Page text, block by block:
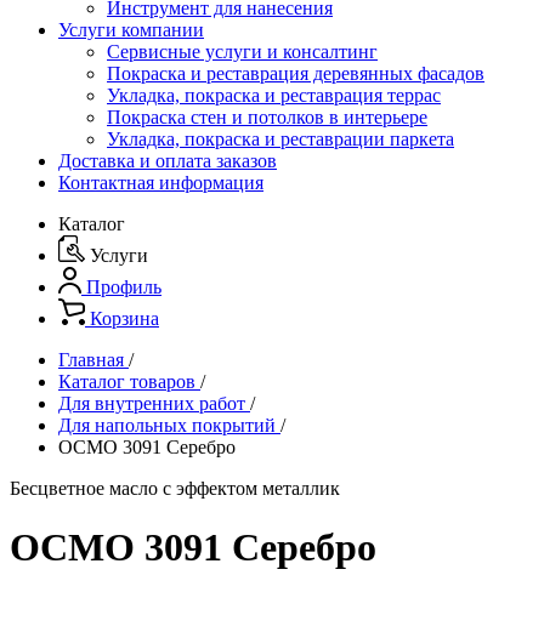
Инструмент для нанесения
Услуги компании
Сервисные услуги и консалтинг
Покраска и реставрация деревянных фасадов
Укладка, покраска и реставрация террас
Покраска стен и потолков в интерьере
Укладка, покраска и реставрации паркета
Доставка и оплата заказов
Контактная информация
Каталог
Услуги
Профиль
Корзина
Главная /
Каталог товаров /
Для внутренних работ /
Для напольных покрытий /
ОСМО 3091 Серебро
Бесцветное масло с эффектом металлик
ОСМО 3091 Серебро